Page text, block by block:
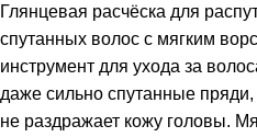
Глянцевая расчёска для
спутанных волос с мягким
инструмент для ухода за
даже сильно спутанные пряди,
не раздражает кожу головы.